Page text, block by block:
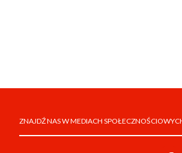
ZNAJDŹ NAS W MEDIACH